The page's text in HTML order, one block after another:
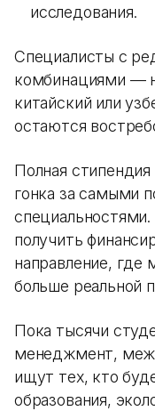
исследования.
Специалисты с
комбинациями —
китайский или
остаются
Полная
гонка за самыми
получить
направление, где
больше реальной
Пока тысячи
менеджмент,
ищут тех, кто
образования,